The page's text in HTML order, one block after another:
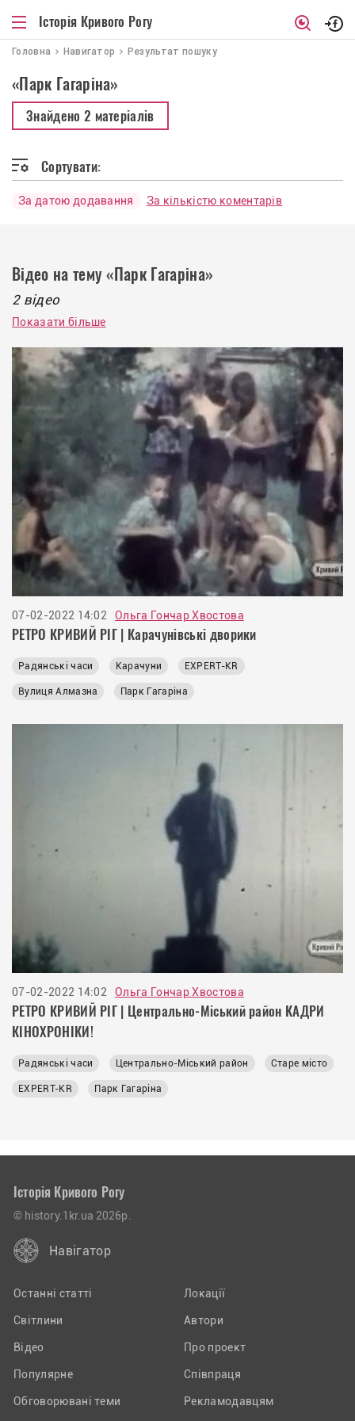
Історія Кривого Рогу
Головна Навигатор Результат пошуку
«Парк Гагаріна»
Знайдено 2 матеріалів
Сортувати:
За датою додавання За кількістю коментарів
Відео на тему «Парк Гагаріна»
2 відео
Показати більше
07-02-2022 14:02 Ольга Гончар Хвостова
РЕТРО КРИВИЙ РІГ | Карачунівські дворики
Радянські часи Карачуни EXPERT-KR
Вулиця Алмазна Парк Гагаріна
07-02-2022 14:02 Ольга Гончар Хвостова
РЕТРО КРИВИЙ РІГ | Центрально-Міський район КАДРИ
КІНОХРОНІКИ!
Радянські часи Центрально-Міський район Старе місто
EXPERT-KR Парк Гагаріна
Історія Кривого Рогу
© history.1kr.ua 2026р.
Навігатор
Останні статті
Світлини
Відео
Популярне
Обговорювані теми
Локації
Автори
Про проект
Співпраця
Рекламодавцям